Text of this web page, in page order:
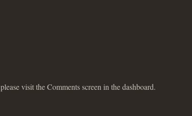
visit the Comments screen in the dashboard.